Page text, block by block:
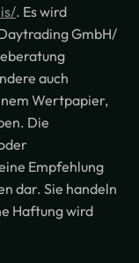
. Es wird
GmbH/
auch
Wertpapier,
Die
Empfehlung
dar. Sie handeln
Haftung wird